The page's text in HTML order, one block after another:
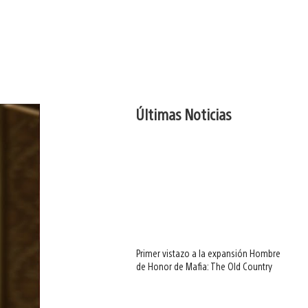
Últimas Noticias
Primer vistazo a la expansión Hombre
de Honor de Mafia: The Old Country